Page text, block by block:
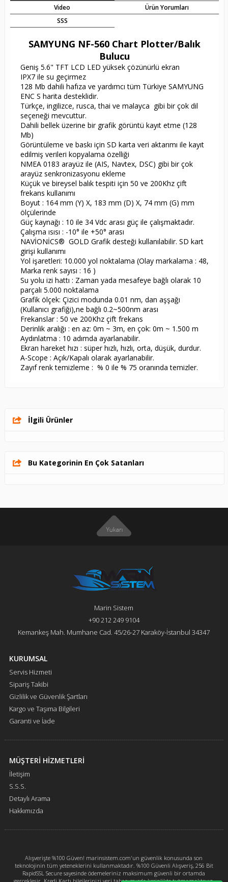
Video
Ürün Yorumları
SSS
SAMYUNG NF-560 Chart Plotter/Balık
Bulucu
Geniş 5.6" TFT LCD LED yüksek çözünürlü ekran
IPX7 ile su geçirmez
128 Mb dahili hafıza ve yardımcı tüm Türkiye SAMYUNG
ENC S harita desteklidir.
Türkçe, ingilizce, rusca, thai ve malayca gibi bir çok dil
seçeneği mevcuttur.
Dahili bellek üzerine bir grafik görüntü kayıt etme (128
Mb)
Görüntüleme ve baskı için SD karta veri aktarımı ile kayıt
edilmiş verileri kopyalama özelliği
NMEA 0183 arayüz ile (AIS, Navtex, DSC) gibi bir çok
arayüz senkronizasyonu ekleme
Küçük ve bireysel balık tespiti için 50 ve 200Khz çift
frekans kullanımı
Boyut : 164 mm (Y) X, 183 mm (D) X, 74 mm (G) mm
ölçülerinde
Güç kaynağı : 10 ile 34 Vdc arası güç ile çalışmaktadır.
Çalışma ısısı : -10° ile +50° arası
NAVİONİCS® GOLD Grafik desteği kullanılabilir. SD kart
girişi kullanımı
Yol işaretleri: 10.000 yol noktalama (Olay markalama : 48,
Marka renk sayısı : 16 )
Su yolu izi hattı : Zaman yada mesafeye bağlı olarak 10
parçalı 5.000 noktalama
Grafik ölçek: Çizici modunda 0.01 nm, dan aşşağı
(Kullanıcı grafiği),ne bağlı 0.2~500nm arası
Frekanslar : 50 ve 200Khz çift frekans
Derinlik aralığı : en az: 0m ~ 3m, en çok: 0m ~ 1.500 m
Aydınlatma : 10 adımda ayarlanabilir.
Ekran hareket hızı : süper hızlı, hızlı, orta, düşük, durdur.
A-Scope : Açık/Kapalı olarak ayarlanabilir.
Zayıf renk temizleme : % 0 ile % 75 oranında temizler.
İlgili Ürünler
Bu Kategorinin En Çok Satanları
Marin Sistem
+90 212 249 9104
Kemankeş Mah. Mumhane Cad. 45/26-27 Karaköy-İstanbul 34347
KURUMSAL
Servis Hizmeti
Sipariş Takibi
Gizlilik ve Güvenlik Şartları
Kargo ve Taşıma Bilgileri
Garanti ve İade
MÜŞTERİ HİZMETLERİ
İletişim
S.S.S.
Detaylı Arama
Hakkımızda
Alışverişte %100 Güven! marinsistem.com'un güvenlik konusunda son
teknolojinin tüm yeteneklerini kullanmaktadır. %100 Güvenli Alışveriş, 256 Bit
RapidSSL Secure sayesinde ödemeleriniz maksimum güvenli bir ortamda